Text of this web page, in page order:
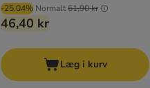
-25.04% Normalt61,90 kr
46,40 kr
Læg i kurv